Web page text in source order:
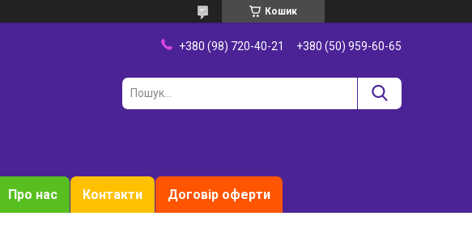
Кошик
+380 (98) 720-40-21 +380 (50) 959-60-65
Про нас Контакти Договір оферти